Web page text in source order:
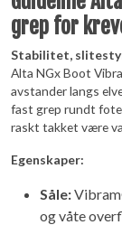
grep for
Stabilitet,
Alta NGx Boot
avstander langs
fast grep rundt
raskt takket være
Egenskaper:
Såle:
og våte